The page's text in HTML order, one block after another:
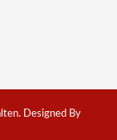
Designed By